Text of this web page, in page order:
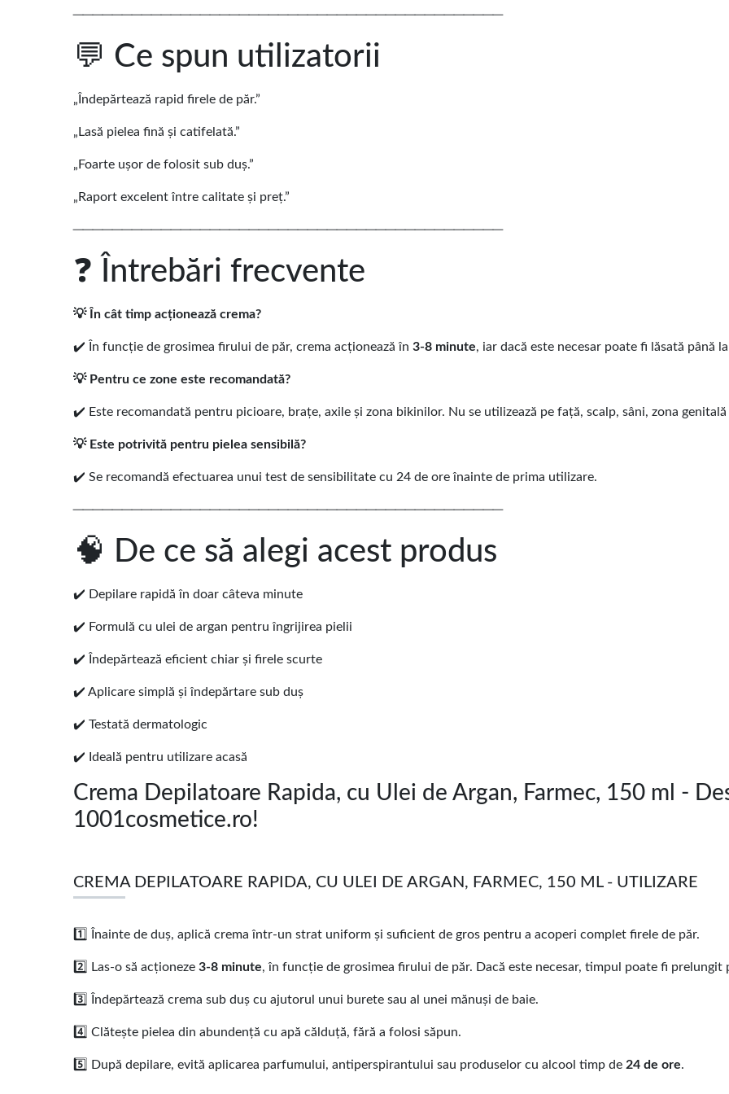
────────────────────────────────────────────
💬 Ce spun utilizatorii
„Îndepărtează rapid firele de păr.”
„Lasă pielea fină și catifelată.”
„Foarte ușor de folosit sub duș.”
„Raport excelent între calitate și preț.”
────────────────────────────────────────────
❓ Întrebări frecvente
💡 În cât timp acționează crema?
✔️ În funcție de grosimea firului de păr, crema acționează în 3-8 minute, iar dacă este necesar poate fi lăsată până la
💡 Pentru ce zone este recomandată?
✔️ Este recomandată pentru picioare, brațe, axile și zona bikinilor. Nu se utilizează pe față, scalp, sâni, zona genitală
💡 Este potrivită pentru pielea sensibilă?
✔️ Se recomandă efectuarea unui test de sensibilitate cu 24 de ore înainte de prima utilizare.
────────────────────────────────────────────
🧠 De ce să alegi acest produs
✔️ Depilare rapidă în doar câteva minute
✔️ Formulă cu ulei de argan pentru îngrijirea pielii
✔️ Îndepărtează eficient chiar și firele scurte
✔️ Aplicare simplă și îndepărtare sub duș
✔️ Testată dermatologic
✔️ Ideală pentru utilizare acasă
Crema Depilatoare Rapida, cu Ulei de Argan, Farmec, 150 ml -
1001cosmetice.ro!
CREMA DEPILATOARE RAPIDA, CU ULEI DE ARGAN, FARMEC, 150 ML - UTILIZARE
1️⃣ Înainte de duș, aplică crema într-un strat uniform și suficient de gros pentru a acoperi complet firele de păr.
2️⃣ Las-o să acționeze 3-8 minute, în funcție de grosimea firului de păr. Dacă este necesar, timpul poate fi prelungit
3️⃣ Îndepărtează crema sub duș cu ajutorul unui burete sau al unei mănuși de baie.
4️⃣ Clătește pielea din abundență cu apă călduță, fără a folosi săpun.
5️⃣ După depilare, evită aplicarea parfumului, antiperspirantului sau produselor cu alcool timp de 24 de ore.